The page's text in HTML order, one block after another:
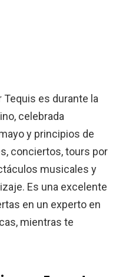
es durante la
celebrada
y principios de
conciertos, tours por
musicales y
Es una excelente
en un experto en
mientras te